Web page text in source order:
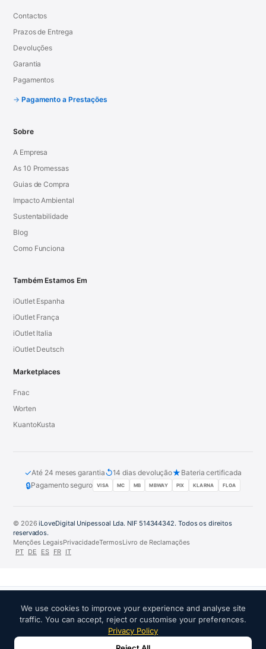
Contactos
Prazos de Entrega
Devoluções
Garantia
Pagamentos
Pagamento a Prestações
Sobre
A Empresa
As 10 Promessas
Guias de Compra
Impacto Ambiental
Sustentabilidade
Blog
Como Funciona
Também Estamos Em
iOutlet Espanha
iOutlet França
iOutlet Italia
iOutlet Deutsch
Marketplaces
Fnac
Worten
KuantoKusta
✓Até 24 meses garantia↺14 dias devolução★ Bateria certificada
🔒Pagamento seguro VISA MC MB MBWAY PIX KLARNA FLOA
© 2026iLoveDigital Unipessoal Lda. NIF 514344342. Todos os direitos
reservados.
Menções LegaisPrivacidadeTermosLivro de Reclamações
PT DE ES FR IT
We use cookies to improve your experience and analyse site
traffic. You can accept, reject or customise your preferences.
Privacy Policy
PARCEIROS DE CONFIANÇA: